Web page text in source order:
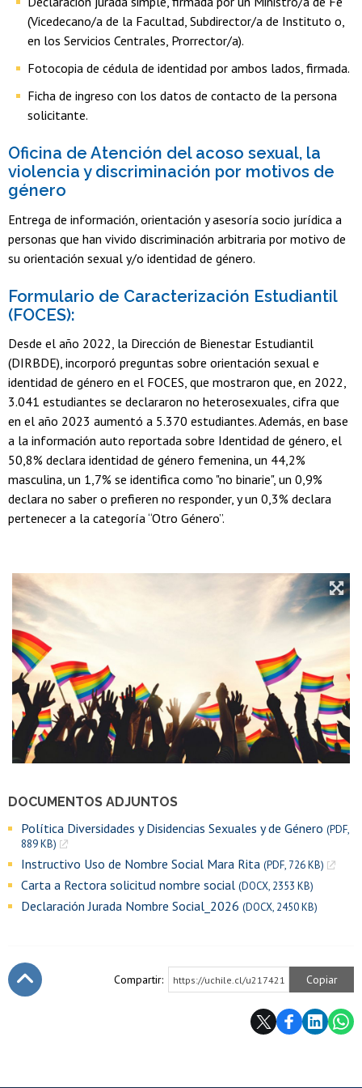
DOCUMENTOS ADJUNTOS
Política Diversidades y Disidencias Sexuales y de Género (PDF,
889 KB)
Instructivo Uso de Nombre Social Mara Rita (PDF, 726 KB)
Carta a Rectora solicitud nombre social (DOCX, 2353 KB)
Declaración Jurada Nombre Social_2026 (DOCX, 2450 KB)
(Vicedecano/a de la Facultad, Subdirector/a de Instituto o,
en los Servicios Centrales, Prorrector/a).
Fotocopia de cédula de identidad por ambos lados, firmada.
Ficha de ingreso con los datos de contacto de la persona
solicitante.
Oficina de Atención del acoso sexual, la
violencia y discriminación por motivos de
género
Entrega de información, orientación y asesoría socio jurídica a
personas que han vivido discriminación arbitraria por motivo de
su orientación sexual y/o identidad de género.
Formulario de Caracterización Estudiantil
(FOCES):
Desde el año 2022, la Dirección de Bienestar Estudiantil
(DIRBDE), incorporó preguntas sobre orientación sexual e
identidad de género en el FOCES, que mostraron que, en 2022,
3.041 estudiantes se declararon no heterosexuales, cifra que
en el año 2023 aumentó a 5.370 estudiantes. Además, en base
a la información auto reportada sobre Identidad de género, el
50,8% declara identidad de género femenina, un 44,2%
masculina, un 1,7% se identifica como "no binarie", un 0,9%
declara no saber o prefieren no responder, y un 0,3% declara
pertenecer a la categoría “Otro Género”.
Compartir: https://uchile.cl/u217421 Copiar